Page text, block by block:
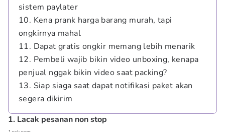
sistem paylater
10. Kena prank harga barang murah, tapi
ongkirnya mahal
11. Dapat gratis ongkir memang lebih menarik
12. Pembeli wajib bikin video unboxing, kenapa
penjual nggak bikin video saat packing?
13. Siap siaga saat dapat notifikasi paket akan
segera dikirim
1. Lacak pesanan non stop